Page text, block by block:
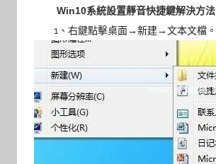
Win10系統設置靜音快捷鍵解決方法
1、右鍵點擊桌面→新建→文本文檔。